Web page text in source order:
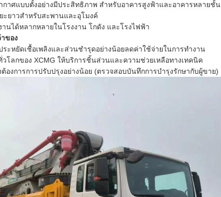
กาศแบบตั้งอย่างมีประสิทธิภาพ สําหรับอาคารสูงฟ้าและอาคารหลายชั้น
ะยาวสําหรับสะพานและอุโมงค์
นได้หลากหลายในโรงงาน โกดัง และโรงไฟฟ้า
ของ
ระหยัดเชื้อเพลิงและส่วนชํารุดอย่างน้อยลดค่าใช้จ่ายในการทํางาน
โลกของ XCMG ให้บริการชิ้นส่วนและความช่วยเหลือทางเทคนิค
องการการปรับปรุงอย่างน้อย (ตรวจสอบบันทึกการบํารุงรักษากับผู้ขาย)